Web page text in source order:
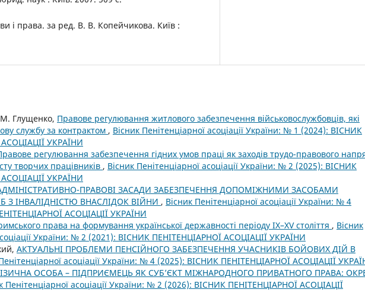
і права. за ред. В. В. Копейчикова. Київ :
Глущенко, Правове регулювання житлового забезпечення військовослужбовців, які
службу за контрактом , Вісник Пенітенціарної асоціації України: № 1 (2024): ВІСНИК
УКРАЇНИ
регулювання забезпечення гідних умов праці як заходів трудо-правового
творчих працівників , Вісник Пенітенціарної асоціації України: № 2 (2025): ВІСНИК
УКРАЇНИ
ПРАВОВІ ЗАСАДИ ЗАБЕЗПЕЧЕННЯ ДОПОМІЖНИМИ ЗАСОБАМИ
З ІНВАЛІДНІСТЮ ВНАСЛІДОК ВІЙНИ , Вісник Пенітенціарної асоціації України: № 4
АСОЦІАЦІЇ УКРАЇНИ
права на формування української державності періоду IX–XV століття , Вісник
України: № 2 (2021): ВІСНИК ПЕНІТЕНЦІАРНОЇ АСОЦІАЦІЇ УКРАЇНИ
АКТУАЛЬНІ ПРОБЛЕМИ ПЕНСІЙНОГО ЗАБЕЗПЕЧЕННЯ УЧАСНИКІВ БОЙОВИХ ДІЙ В
асоціації України: № 4 (2025): ВІСНИК ПЕНІТЕНЦІАРНОЇ АСОЦІАЦІЇ
ОСОБА – ПІДПРИЄМЕЦЬ ЯК СУБ’ЄКТ МІЖНАРОДНОГО ПРИВАТНОГО ПРАВА:
Пенітенціарної асоціації України: № 2 (2026): ВІСНИК ПЕНІТЕНЦІАРНОЇ АСОЦІАЦІЇ